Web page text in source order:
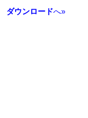
ダウンロードへ»